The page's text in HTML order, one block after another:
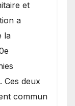
et
a
la
Ces deux
commun